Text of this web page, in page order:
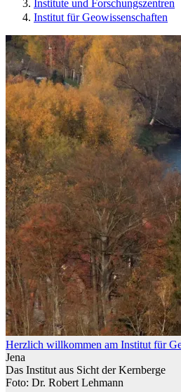
Institute und Forschungszentren
Institut für Geowissenschaften
Herzlich willkommen am Institut für
Jena
Das Institut aus Sicht der Kernberge
Foto: Dr. Robert Lehmann